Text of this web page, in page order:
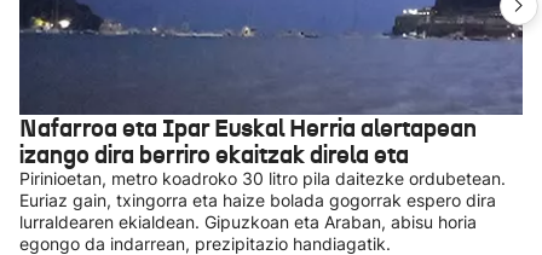
Nafarroa eta Ipar Euskal Herria alertapean
izango dira berriro ekaitzak direla eta
Pirinioetan, metro koadroko 30 litro pila daitezke ordubetean.
Euriaz gain, txingorra eta haize bolada gogorrak espero dira
lurraldearen ekialdean. Gipuzkoan eta Araban, abisu horia
egongo da indarrean, prezipitazio handiagatik.